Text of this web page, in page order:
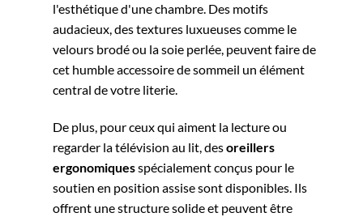
l'esthétique d'une chambre. Des motifs
audacieux, des textures luxueuses comme le
velours brodé ou la soie perlée, peuvent faire de
cet humble accessoire de sommeil un élément
central de votre literie.
De plus, pour ceux qui aiment la lecture ou
regarder la télévision au lit, desoreillers
ergonomiquesspécialement conçus pour le
soutien en position assise sont disponibles. Ils
offrent une structure solide et peuvent être